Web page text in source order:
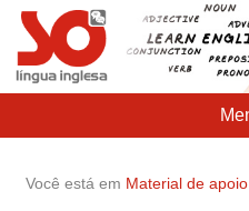
Você está em Material de apoio